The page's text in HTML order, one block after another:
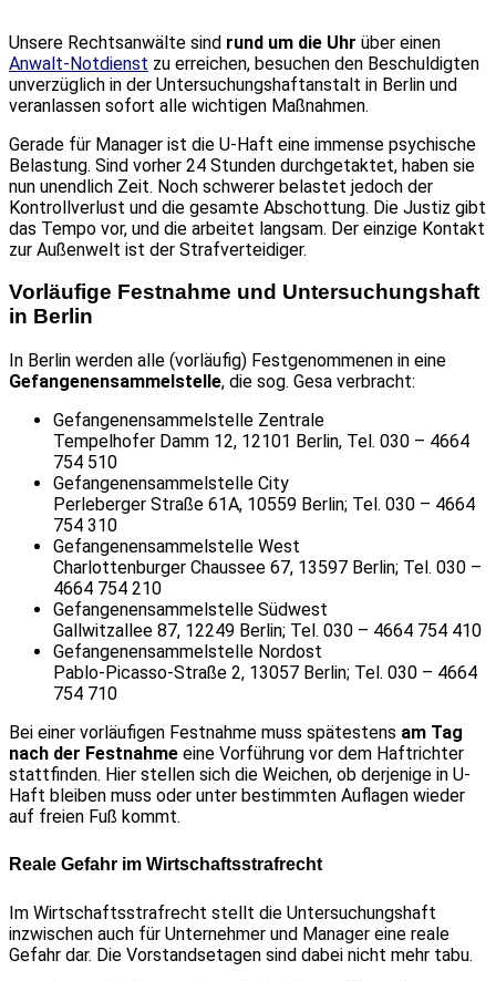
Unsere Rechtsanwälte sind rund um die Uhr über einen
Anwalt-Notdienst zu erreichen, besuchen den Beschuldigten
unverzüglich in der Untersuchungshaftanstalt in Berlin und
veranlassen sofort alle wichtigen Maßnahmen.
Gerade für Manager ist die U-Haft eine immense psychische
Belastung. Sind vorher 24 Stunden durchgetaktet, haben sie
nun unendlich Zeit. Noch schwerer belastet jedoch der
Kontrollverlust und die gesamte Abschottung. Die Justiz gibt
das Tempo vor, und die arbeitet langsam. Der einzige Kontakt
zur Außenwelt ist der Strafverteidiger.
Vorläufige Festnahme und Untersuchungshaft
in Berlin
In Berlin werden alle (vorläufig) Festgenommenen in eine
Gefangenensammelstelle, die sog. Gesa verbracht:
Gefangenensammelstelle Zentrale
Tempelhofer Damm 12, 12101 Berlin, Tel. 030 – 4664
754 510
Gefangenensammelstelle City
Perleberger Straße 61A, 10559 Berlin; Tel. 030 – 4664
754 310
Gefangenensammelstelle West
Charlottenburger Chaussee 67, 13597 Berlin; Tel. 030 –
4664 754 210
Gefangenensammelstelle Südwest
Gallwitzallee 87, 12249 Berlin; Tel. 030 – 4664 754 410
Gefangenensammelstelle Nordost
Pablo-Picasso-Straße 2, 13057 Berlin; Tel. 030 – 4664
754 710
Bei einer vorläufigen Festnahme muss spätestens am Tag
nach der Festnahme eine Vorführung vor dem Haftrichter
stattfinden. Hier stellen sich die Weichen, ob derjenige in U-
Haft bleiben muss oder unter bestimmten Auflagen wieder
auf freien Fuß kommt.
Reale Gefahr im Wirtschaftsstrafrecht
Im Wirtschaftsstrafrecht stellt die Untersuchungshaft
inzwischen auch für Unternehmer und Manager eine reale
Gefahr dar. Die Vorstandsetagen sind dabei nicht mehr tabu.